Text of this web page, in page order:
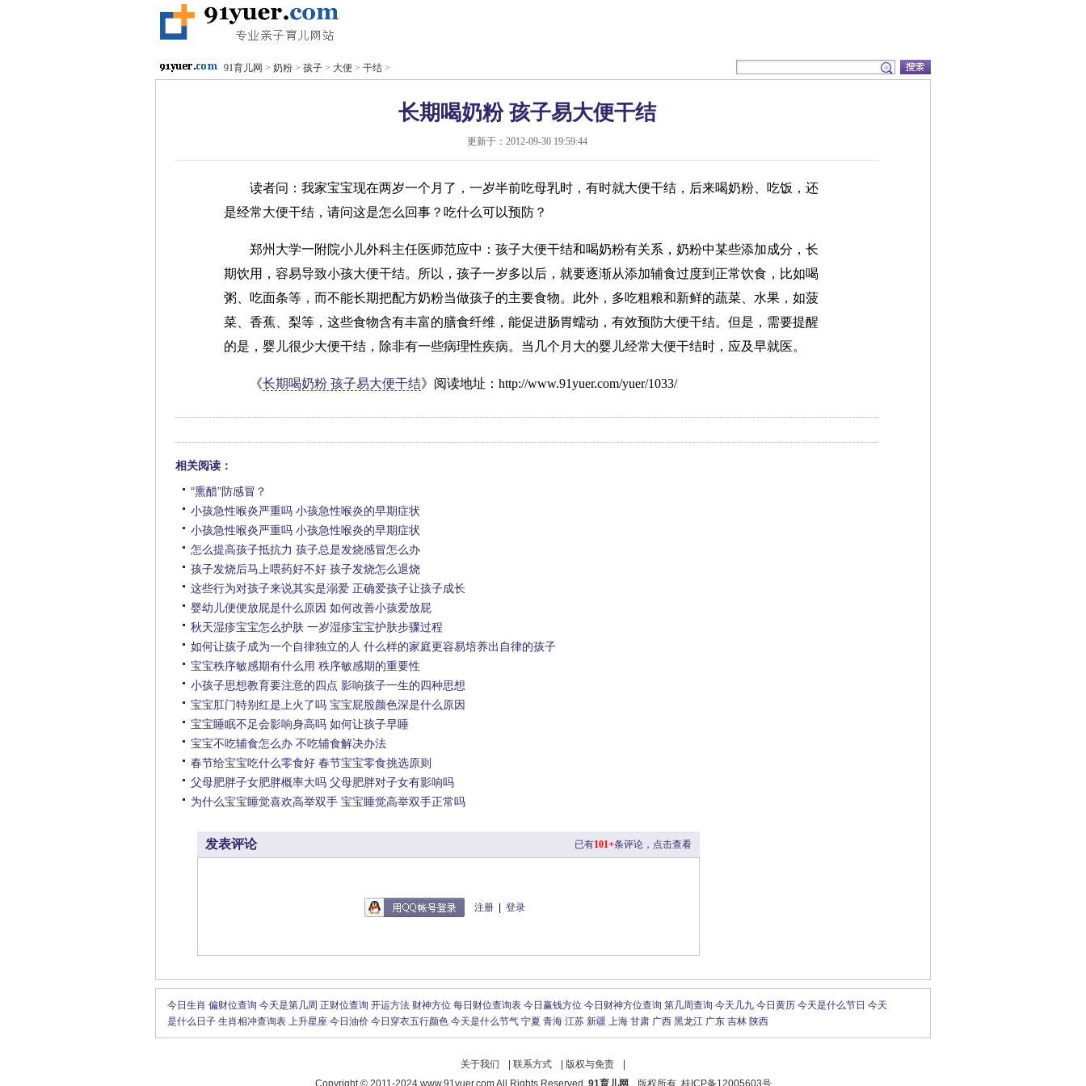
91育儿网 > 奶粉 > 孩子 > 大便 > 干结 >
长期喝奶粉 孩子易大便干结
更新于：2012-09-30 19:59:44
读者问：我家宝宝现在两岁一个月了，一岁半前吃母乳时，有时就大便干结，后来喝奶粉、吃饭，还
是经常大便干结，请问这是怎么回事？吃什么可以预防？
郑州大学一附院小儿外科主任医师范应中：孩子大便干结和喝奶粉有关系，奶粉中某些添加成分，长
期饮用，容易导致小孩大便干结。所以，孩子一岁多以后，就要逐渐从添加辅食过度到正常饮食，比如喝
粥、吃面条等，而不能长期把配方奶粉当做孩子的主要食物。此外，多吃粗粮和新鲜的蔬菜、水果，如菠
菜、香蕉、梨等，这些食物含有丰富的膳食纤维，能促进肠胃蠕动，有效预防大便干结。但是，需要提醒
的是，婴儿很少大便干结，除非有一些病理性疾病。当几个月大的婴儿经常大便干结时，应及早就医。
《长期喝奶粉 孩子易大便干结》阅读地址：http://www.91yuer.com/yuer/1033/
相关阅读：
“熏醋”防感冒？
小孩急性喉炎严重吗 小孩急性喉炎的早期症状
小孩急性喉炎严重吗 小孩急性喉炎的早期症状
怎么提高孩子抵抗力 孩子总是发烧感冒怎么办
孩子发烧后马上喂药好不好 孩子发烧怎么退烧
这些行为对孩子来说其实是溺爱 正确爱孩子让孩子成长
婴幼儿便便放屁是什么原因 如何改善小孩爱放屁
秋天湿疹宝宝怎么护肤 一岁湿疹宝宝护肤步骤过程
如何让孩子成为一个自律独立的人 什么样的家庭更容易培养出自律的孩子
宝宝秩序敏感期有什么用 秩序敏感期的重要性
小孩子思想教育要注意的四点 影响孩子一生的四种思想
宝宝肛门特别红是上火了吗 宝宝屁股颜色深是什么原因
宝宝睡眠不足会影响身高吗 如何让孩子早睡
宝宝不吃辅食怎么办 不吃辅食解决办法
春节给宝宝吃什么零食好 春节宝宝零食挑选原则
父母肥胖子女肥胖概率大吗 父母肥胖对子女有影响吗
为什么宝宝睡觉喜欢高举双手 宝宝睡觉高举双手正常吗
已有101+条评论，点击查看
发表评论
注册 登录
今日生肖 偏财位查询 今天是第几周 正财位查询 开运方法 财神方位 每日财位查询表 今日赢钱方位 今日财神方位查询 第几周查询 今天几九 今日黄历 今天是什么节日 今天
是什么日子 生肖相冲查询表 上升星座 今日油价 今日穿衣五行颜色 今天是什么节气 宁夏 青海 江苏 新疆 上海 甘肃 广西 黑龙江 广东 吉林 陕西
关于我们 联系方式 版权与免责
Copyright © 2011-2024 www.91yuer.com All Rights Reserved. 91育儿网 版权所有. 桂ICP备12005603号